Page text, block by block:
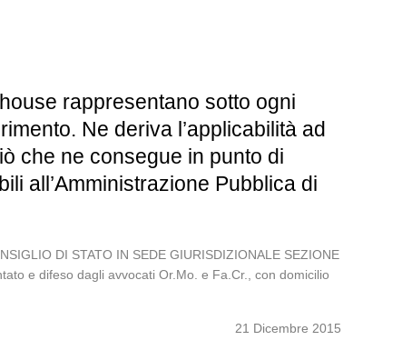
rappresentano sotto ogni
Ne deriva l’applicabilità ad
che ne consegue in punto di
all’Amministrazione Pubblica di
DI STATO IN SEDE GIURISDIZIONALE SEZIONE
e difeso dagli avvocati Or.Mo. e Fa.Cr., con domicilio
21 Dicembre 2015